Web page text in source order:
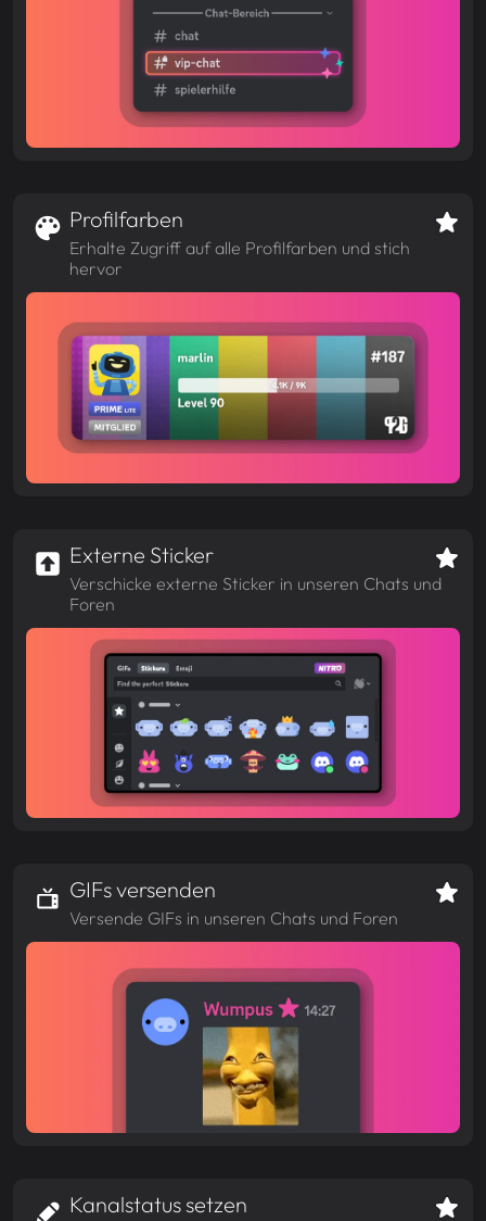
Profilfarben
Erhalte Zugriff auf alle Profilfarben und stich
hervor
Externe Sticker
Verschicke externe Sticker in unseren Chats und
Foren
GIFs versenden
Versende GIFs in unseren Chats und Foren
Kanalstatus setzen